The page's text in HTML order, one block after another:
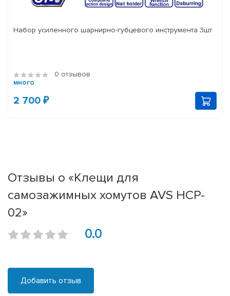
Набор усиленного шарнирно-губцевого инструмента 3шт
0 отзывов
много
2 700 ₽
Отзывы о «Клещи для
самозажимных хомутов AVS HCP-
02»
0.0
Добавить отзыв